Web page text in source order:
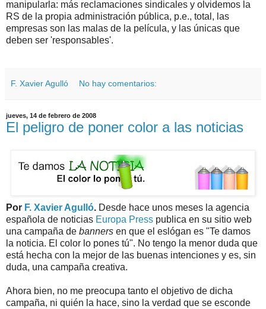
manipularla: más reclamaciones sindicales y olvidemos la
RS de la propia administración pública, p.e., total, las
empresas son las malas de la película, y las únicas que
deben ser 'responsables'.
F. Xavier Agulló No hay comentarios:
jueves, 14 de febrero de 2008
El peligro de poner color a las noticias
Por F. Xavier Agulló. Desde hace unos meses la agencia
española de noticias Europa Press publica en su sitio web
una campaña de banners en que el eslógan es "Te damos
la noticia. El color lo pones tú". No tengo la menor duda que
está hecha con la mejor de las buenas intenciones y es, sin
duda, una campaña creativa.
Ahora bien, no me preocupa tanto el objetivo de dicha
campaña, ni quién la hace, sino la verdad que se esconde